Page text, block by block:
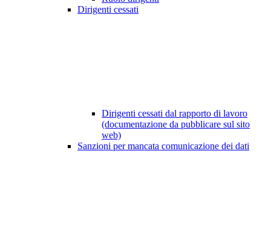
Dirigenti cessati
Dirigenti cessati dal rapporto di lavoro
(documentazione da pubblicare sul sito
web)
Sanzioni per mancata comunicazione dei dati